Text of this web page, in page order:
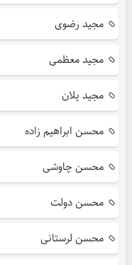
مجید رضوی
مجید معظمی
مجید یلان
محسن ابراهیم زاده
محسن چاوشی
محسن دولت
محسن لرستانی